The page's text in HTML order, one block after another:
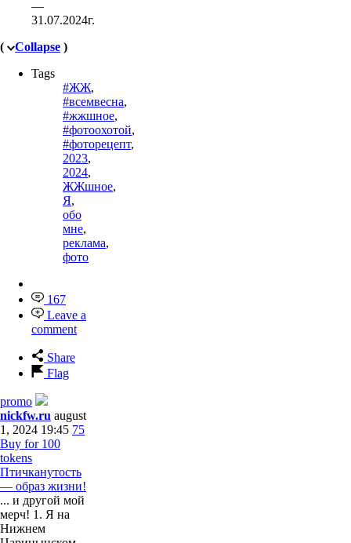
—
31.07.2024г.
(
Collapse )
Tags
#ЖЖ,
#всемвесна,
#жжшное,
#фотоохотой,
#фоторецепт,
2023,
2024,
ЖЖшное,
Я,
обо
мне,
реклама,
фото
167
Leave a
comment
Share
Flag
promo
nickfw.ru august
1, 2024 19:45 75
Buy for 100
tokens
Птичканутость
— образ жизни!
... и другой мой
мерч! 1. Я на
Нижнем